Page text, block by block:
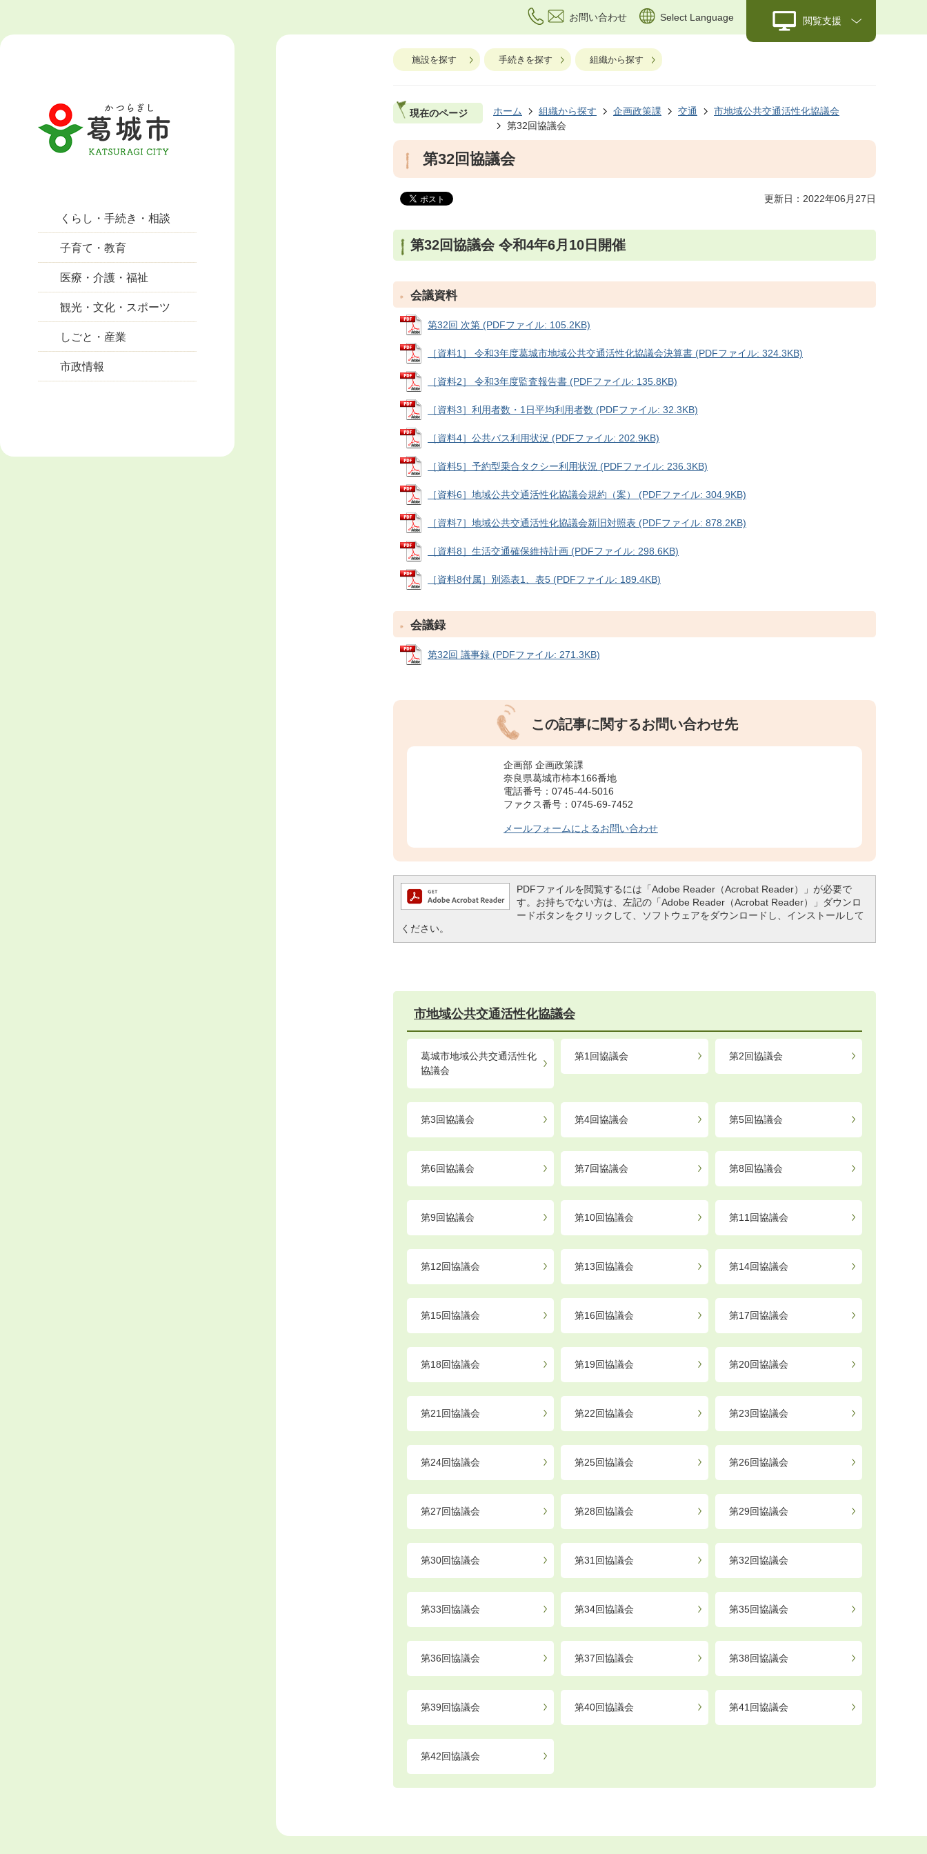
お問い合わせ Select Language 閲覧支援
くらし・手続き・相談
子育て・教育
医療・介護・福祉
観光・文化・スポーツ
しごと・産業
市政情報
施設を探す 手続きを探す 組織から探す
現在のページ ホーム 組織から探す 企画政策課 交通
市地域公共交通活性化協議会
第32回協議会
第32回協議会
更新日：2022年06月27日
第32回協議会 令和4年6月10日開催
会議資料
第32回 次第 (PDFファイル: 105.2KB)
［資料1］ 令和3年度葛城市地域公共交通活性化協議会決算書 (PDFファイル: 324.3KB)
［資料2］ 令和3年度監査報告書 (PDFファイル: 135.8KB)
［資料3］利用者数・1日平均利用者数 (PDFファイル: 32.3KB)
［資料4］公共バス利用状況 (PDFファイル: 202.9KB)
［資料5］予約型乗合タクシー利用状況 (PDFファイル: 236.3KB)
［資料6］地域公共交通活性化協議会規約（案） (PDFファイル: 304.9KB)
［資料7］地域公共交通活性化協議会新旧対照表 (PDFファイル: 878.2KB)
［資料8］生活交通確保維持計画 (PDFファイル: 298.6KB)
［資料8付属］別添表1、表5 (PDFファイル: 189.4KB)
会議録
第32回 議事録 (PDFファイル: 271.3KB)
この記事に関するお問い合わせ先
企画部 企画政策課
奈良県葛城市柿本166番地
電話番号：0745-44-5016
ファクス番号：0745-69-7452
メールフォームによるお問い合わせ
PDFファイルを閲覧するには「Adobe Reader（Acrobat Reader）」が必要で
す。お持ちでない方は、左記の「Adobe Reader（Acrobat Reader）」ダウンロ
ードボタンをクリックして、ソフトウェアをダウンロードし、インストールして
ください。
市地域公共交通活性化協議会
葛城市地域公共交通活性化
協議会
第1回協議会 第2回協議会
第3回協議会 第4回協議会 第5回協議会
第6回協議会 第7回協議会 第8回協議会
第9回協議会 第10回協議会 第11回協議会
第12回協議会 第13回協議会 第14回協議会
第15回協議会 第16回協議会 第17回協議会
第18回協議会 第19回協議会 第20回協議会
第21回協議会 第22回協議会 第23回協議会
第24回協議会 第25回協議会 第26回協議会
第27回協議会 第28回協議会 第29回協議会
第30回協議会 第31回協議会 第32回協議会
第33回協議会 第34回協議会 第35回協議会
第36回協議会 第37回協議会 第38回協議会
第39回協議会 第40回協議会 第41回協議会
第42回協議会